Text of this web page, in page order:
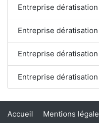
Entreprise
Entreprise
Entreprise
Entreprise
Accueil Mentions